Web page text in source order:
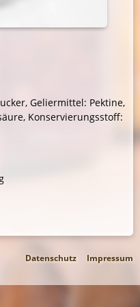
Geliermittel: Pektine,
Konservierungsstoff:
Impressum
Datenschutz